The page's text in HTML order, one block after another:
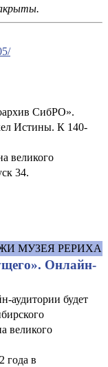
СибРО».
Истины. К 140-
великого
34.
МУЗЕЯ РЕРИХА
Онлайн-
аудитории будет
великого
года в